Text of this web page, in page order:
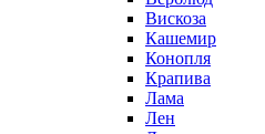
Вискоза
Кашемир
Конопля
Крапива
Лама
Лен